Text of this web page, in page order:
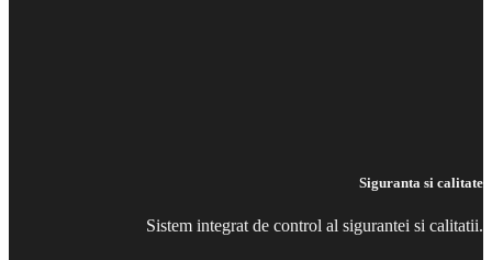
Siguranta si calitate
Sistem integrat de control al sigurantei si calitatii.